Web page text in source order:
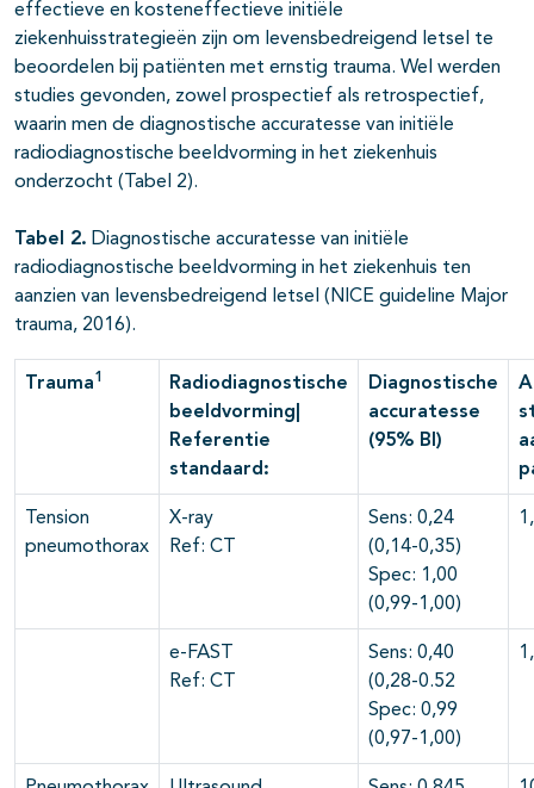
effectieve en kosteneffectieve initiële
ziekenhuisstrategieën zijn om levensbedreigend letsel te
beoordelen bij patiënten met ernstig trauma. Wel werden
studies gevonden, zowel prospectief als retrospectief,
waarin men de diagnostische accuratesse van initiële
radiodiagnostische beeldvorming in het ziekenhuis
onderzocht (Tabel 2).
Tabel 2. Diagnostische accuratesse van initiële
radiodiagnostische beeldvorming in het ziekenhuis ten
aanzien van levensbedreigend letsel (NICE guideline Major
trauma, 2016).
Trauma1
Radiodiagnostische
beeldvorming|
Referentie
standaard:
Diagnostische
accuratesse
(95% BI)
Tension
pneumothorax
X-ray
Ref: CT
Sens: 0,24
(0,14-0,35)
Spec: 1,00
(0,99-1,00)
e-FAST
Ref: CT
Sens: 0,40
(0,28-0.52
Spec: 0,99
(0,97-1,00)